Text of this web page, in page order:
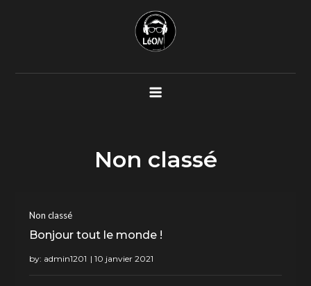
Non classé
Non classé
Bonjour tout le monde !
by: admin1201